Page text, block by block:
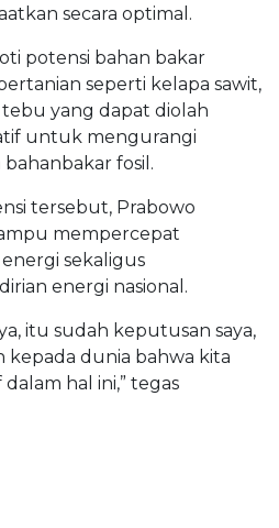
secara optimal.
potensi bahan bakar
seperti kelapa sawit,
yang dapat diolah
untuk mengurangi
fosil.
tersebut, Prabowo
mempercepat
sekaligus
energi nasional.
itu sudah keputusan saya,
dunia bahwa kita
hal ini,” tegas